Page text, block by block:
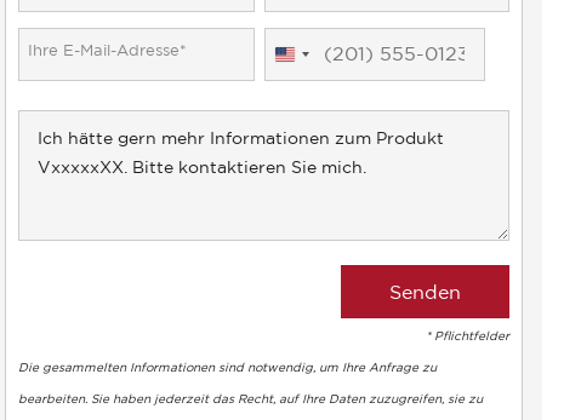
United
* Pflichtfelder
Die gesammelten Informationen sind notwendig, um Ihre Anfrage zu
bearbeiten. Sie haben jederzeit das Recht, auf Ihre Daten zuzugreifen, sie zu